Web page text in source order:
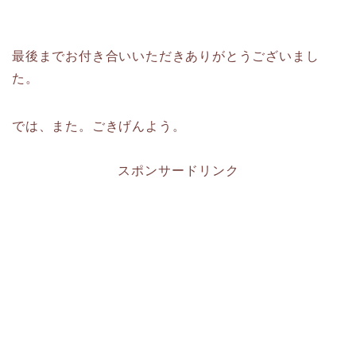
最後までお付き合いいただきありがとうございまし
た。
では、また。ごきげんよう。
スポンサードリンク